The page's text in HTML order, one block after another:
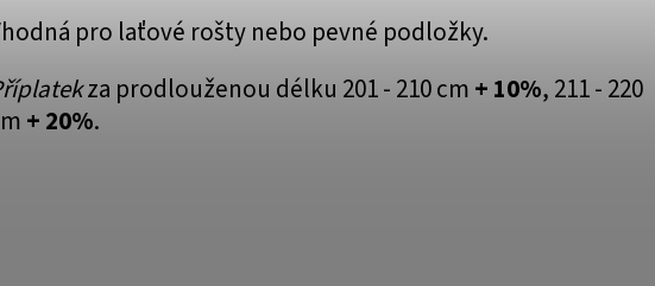
pro laťové rošty nebo pevné podložky.
za prodlouženou délku 201 - 210 cm + 10%, 211 - 220
+ 20%.